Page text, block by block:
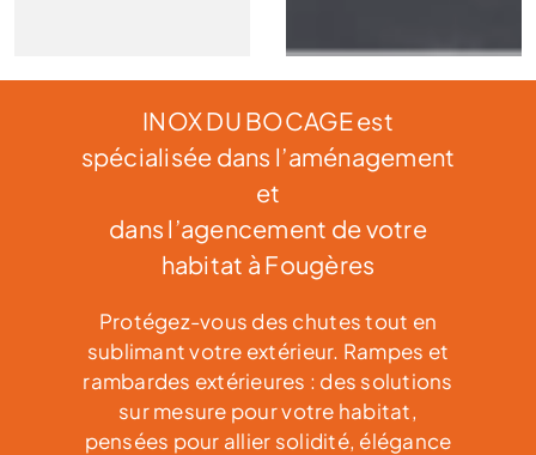
INOX DU BOCAGE est
spécialisée dans l’aménagement
et
dans l’agencement de votre
habitat à Fougères
Protégez-vous des chutes tout en
sublimant votre extérieur. Rampes et
rambardes extérieures : des solutions
sur mesure pour votre habitat,
pensées pour allier solidité, élégance